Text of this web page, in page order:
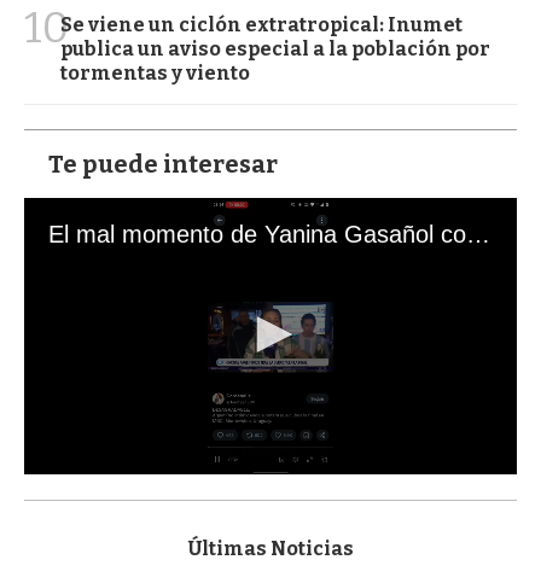
10Se viene un ciclón extratropical: Inumet
publica un aviso especial a la población por
tormentas y viento
Te puede interesar
El mal momento de Yanina Gasañol con un hincha argentino en "Subrayado"
s
Últimas Noticias